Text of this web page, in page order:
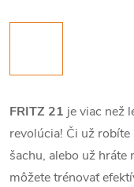
FRITZ 21 je viac než
revolúcia! Či už
šachu, alebo už hráte
môžete trénovať